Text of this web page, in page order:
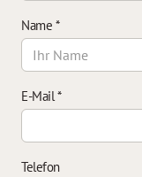
Name *
E-Mail*
Telefon